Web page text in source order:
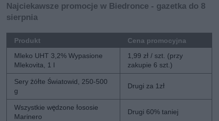
Najciekawsze promocje w Biedronce - gazetka do 8
sierpnia
Produkt
Cena promocyjna
Mleko UHT 3,2% Wypasione
Mlekovita, 1 l
1,99 zł / szt. (przy
zakupie 6 szt.)
Sery żółte Światowid, 250-500
g
Drugi za 1zł
Wszystkie wędzone łososie
Marinero
Drugi 60% taniej